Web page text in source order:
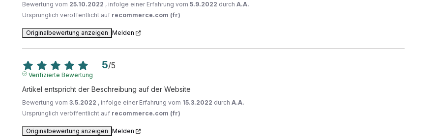
Bewertung vom 25.10.2022 , infolge einer Erfahrung vom5.9.2022 durchA.A.
Ursprünglich veröffentlicht auf recommerce.com (fr)
Originalbewertung anzeigen Melden
5/5
Verifizierte Bewertung
Artikel entspricht der Beschreibung auf der Website
Bewertung vom3.5.2022 , infolge einer Erfahrung vom 15.3.2022 durchA.A.
Ursprünglich veröffentlicht auf recommerce.com (fr)
Originalbewertung anzeigen Melden